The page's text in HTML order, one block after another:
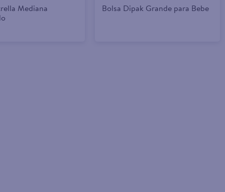
Mediana
Bolsa Dipak Grande para Bebe